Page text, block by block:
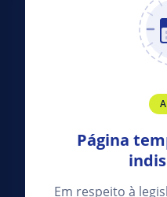
Página
Em respeito à